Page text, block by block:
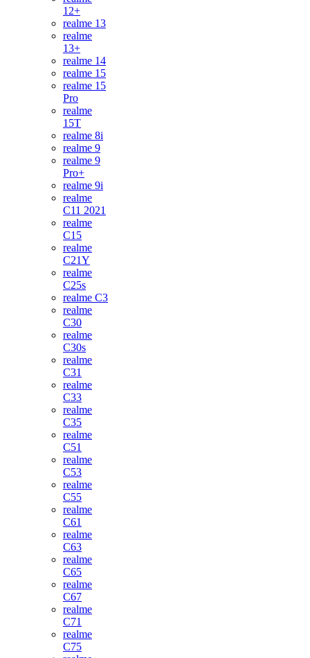
12+
realme 13
realme
13+
realme 14
realme 15
realme 15
Pro
realme
15T
realme 8i
realme 9
realme 9
Pro+
realme 9i
realme
C11 2021
realme
C15
realme
C21Y
realme
C25s
realme C3
realme
C30
realme
C30s
realme
C31
realme
C33
realme
C35
realme
C51
realme
C53
realme
C55
realme
C61
realme
C63
realme
C65
realme
C67
realme
C71
realme
C75